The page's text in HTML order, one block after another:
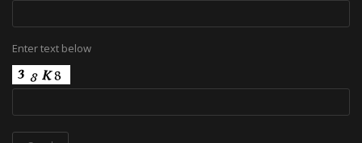
Enter text below